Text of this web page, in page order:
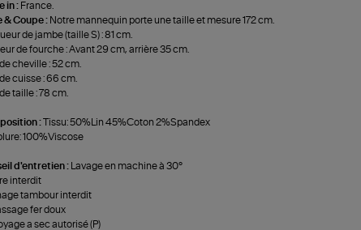
in : France.
& Coupe : Notre mannequin porte une taille et mesure 172 cm.
de jambe (taille S) : 81 cm.
de fourche : Avant 29 cm, arrière 35 cm.
cheville : 52 cm.
cuisse : 66 cm.
taille : 78 cm.
:Tissu: 50%Lin 45%Coton 2%Spandex
100%Viscose
d'entretien :
Lavage en machine à 30°
interdit
tambour interdit
fer doux
a sec autorisé (P)